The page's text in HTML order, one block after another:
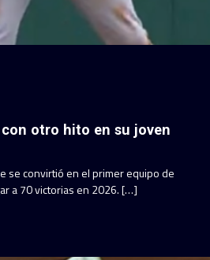
otro hito en su joven
se convirtió en el primer equipo de
a 70 victorias en 2026. […]